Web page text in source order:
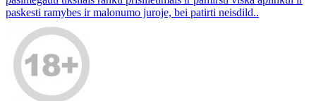
paskesti ramybes ir malonumo juroje, bei patirti neisdild..